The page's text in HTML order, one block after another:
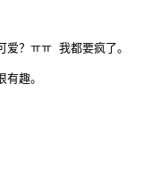
爱？ㅠㅠ 我都要疯了。
趣。